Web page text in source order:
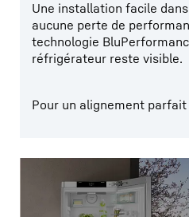
Une installation facile
aucune perte de
technologie
réfrigérateur reste visible.
Pour un alignement